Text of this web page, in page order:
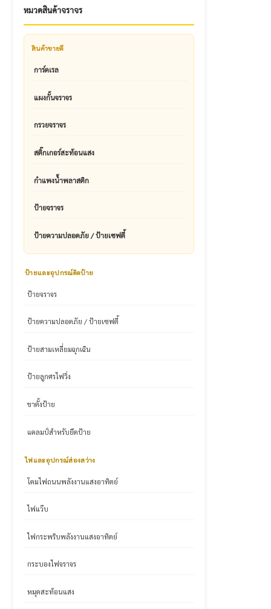
หมวดสินค้าจราจร
สินค้าขายดี
การ์ดเรล
แผงกั้นจราจร
กรวยจราจร
สติ๊กเกอร์สะท้อนแสง
กำแพงน้ำพลาสติก
ป้ายจราจร
ป้ายความปลอดภัย / ป้ายเซฟตี้
ป้ายและอุปกรณ์ติดป้าย
ป้ายจราจร
ป้ายความปลอดภัย / ป้ายเซฟตี้
ป้ายสามเหลี่ยมฉุกเฉิน
ป้ายลูกศรไฟวิ่ง
ขาตั้งป้าย
แคลมป์สำหรับยึดป้าย
ไฟและอุปกรณ์ส่องสว่าง
โคมไฟถนนพลังงานแสงอาทิตย์
ไฟแว๊บ
ไฟกระพริบพลังงานแสงอาทิตย์
กระบองไฟจราจร
หมุดสะท้อนแสง